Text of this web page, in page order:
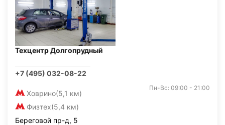
Техцентр Долгопрудный
+7 (495) 032-08-22
Ховрино(5,1 км)
Физтех(5,4 км)
Пн-Вс: 09:00 - 21:00
Береговой пр-д, 5